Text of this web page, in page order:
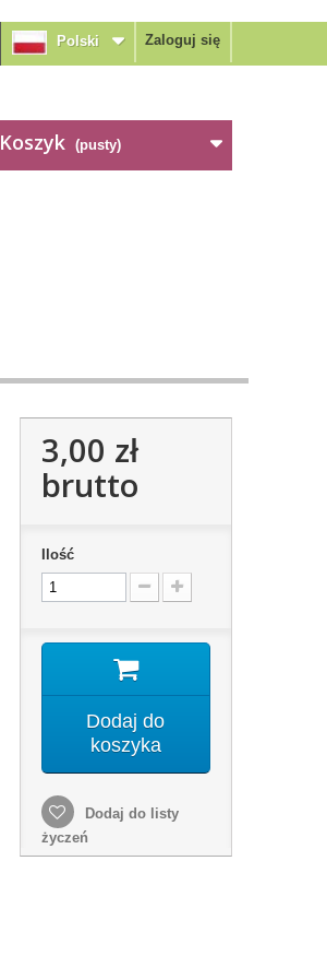
Zaloguj się
Polski
Koszyk (pusty)
3,00 zł
brutto
Ilość
Dodaj do
koszyka
Dodaj do listy
życzeń